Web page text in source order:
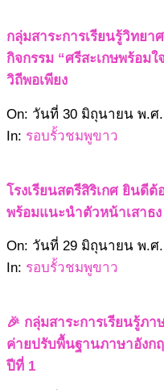
กลุ่มสาระการเรียนรู้วิทยา
กิจกรรม “ศรีสะเกษพร้อม
วิถีพอเพียง
2569-
06-
On: วันที่ 30 มิถุนายน พ.ศ.
In: รอบรั้วชมพูขาว
โรงเรียนสตรีสิริเกศ ยินดี
พร้อมแนะนำตัวหน้าเสาธง
2569-
06-
On: วันที่ 29 มิถุนายน พ.ศ.
In: รอบรั้วชมพูขาว
🎉 กลุ่มสาระการเรียนรู้ภา
ค่ายปรับพื้นฐานภาษาอังก
ปีที่ 1